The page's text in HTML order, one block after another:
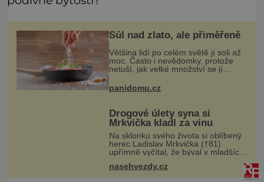
Sůl nad zlato, ale přiměřeně
Většina lidí po celém světě jí soli až
moc. Často i nevědomky, protože
netuší, jak velké množství se jí
potravinách, dokonce i těch
sladkých. Sůl je zdravá
panidomu.cz
Drogové úlety syna si
Mrkvička kladl za vinu
Na sklonku svého života si oblíbený
herec Ladislav Mrkvička (†81)
upřímně vyčítal, že býval v mladších
něm vyvolával hlavně velmi
dramatický osud jeho třetího syna
nasehvezdy.cz